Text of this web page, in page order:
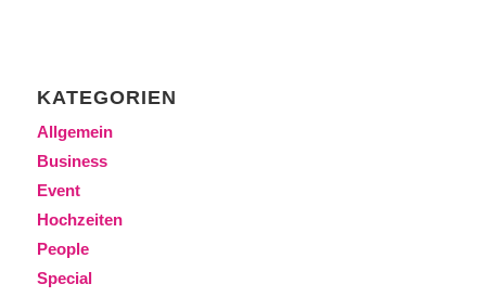
KATEGORIEN
Allgemein
Business
Event
Hochzeiten
People
Special